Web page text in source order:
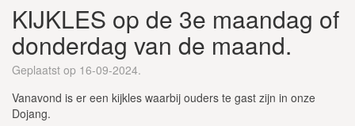
VEILIG SPORTEN
INSTRUCTEURS EN COACHES
KIJKLES op de 3e maandag of
donderdag van de maand.
Geplaatst op 16-09-2024.
Vanavond is er een kijkles waarbij ouders te gast zijn in onze
Dojang.